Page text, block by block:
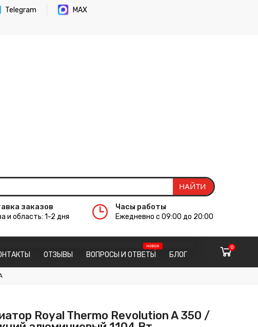
Telegram MAX
заказов
и область: 1-2 дня
Часы работы
Ежедневно с 09:00 до 20:00
ОТЗЫВЫ ВОПРОСЫ И ОТВЕТЫ БЛОГ
0
Royal Thermo Revolution A 350 /